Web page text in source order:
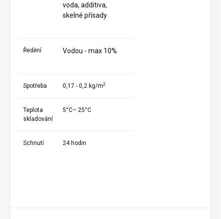
voda, additiva,
skelné přísady
Ředění Vodou - max 10%
Spotřeba 0,17 - 0,2 kg/m2
Teplota
skladování
5°C– 25°C
Schnutí 24 hodin